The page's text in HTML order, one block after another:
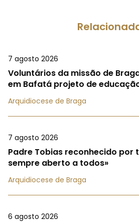
7 agosto 2026
Voluntários da missão de
em Bafatá projeto de
Arquidiocese de Braga
7 agosto 2026
Padre Tobias reconhecido por
sempre aberto a todos»
Arquidiocese de Braga
6 agosto 2026